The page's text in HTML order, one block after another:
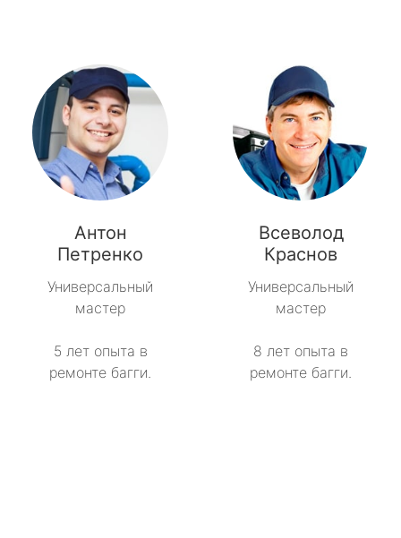
Антон
Петренко
Универсальный
мастер
5 лет опыта в
ремонте багги.
Всеволод
Краснов
Универсальный
мастер
8 лет опыта в
ремонте багги.